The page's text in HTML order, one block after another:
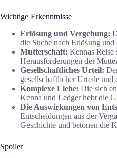
Wichtige Erkenntnisse
Erlösung und Vergebung:
die Suche nach Erlösung
Mutterschaft: Kennas
Herausforderungen der
Gesellschaftliches Urteil:
gesellschaftlicher Urteile und
Komplexe Liebe: Die sich
Kenna und Ledger hebt die
Die Auswirkungen von
Entscheidungen aus der
Geschichte und betonen die
Spoiler